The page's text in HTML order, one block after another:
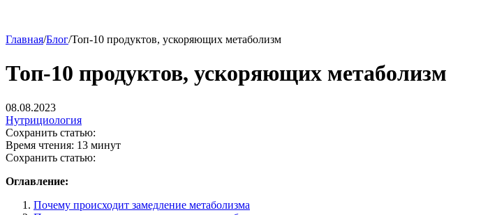
Главная/Блог/Топ-10 продуктов, ускоряющих метаболизм
Топ-10 продуктов, ускоряющих метаболизм
08.08.2023
Нутрициология
Сохранить статью:
Время чтения: 13 минут
Сохранить статью:
Оглавление:
Почему происходит замедление метаболизма